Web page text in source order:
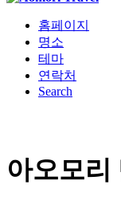
홈페이지
명소
테마
연락처
Search
아오모리